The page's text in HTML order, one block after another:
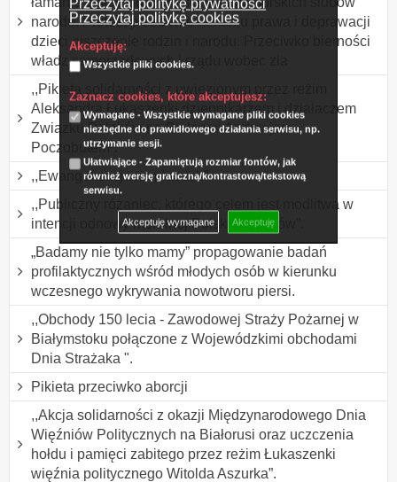
Przeczytaj politykę prywatności
Przeczytaj politykę cookies
Akceptuję:
Wszystkie pliki cookies.
Zaznacz cookies, które akceptujesz:
Wymagane - Wszystkie wymagane pliki cookies
niezbędne do prawidłowego działania serwisu, np.
utrzymanie sesji.
Ułatwiające - Zapamiętują rozmiar fontów, jak
również wersję graficzną/kontrastową/tekstową
serwisu.
Akceptuję wymagane Akceptuję
narodu. Protest przeciwko łamaniu prawa i deprawacji
dzieci niszczenie rodzin i narodu. Przeciwko bierności
władz samorządowych i rządu wobec zła
,,Pikieta solidarności z uwięzionym przez reżim
Aleksandra Łukaszenki dziennikarzem i działaczem
Związku Polaków na Białorusi Andrzejem
Poczobutem”.
,,Ewangelizacja na placach”.
,,Publiczny różaniec, którego celem jest modlitwa w
intencji odnowy moralnej Polski i Polaków”.
„Badamy nie tylko mamy” propagowanie badań
profilaktycznych wśród młodych osób w kierunku
wczesnego wykrywania nowotworu piersi.
,,Obchody 150 lecia - Zawodowej Straży Pożarnej w
Białymstoku połączone z Wojewódzkimi obchodami
Dnia Strażaka ".
Pikieta przeciwko aborcji
,,Akcja solidarności z okazji Międzynarodowego Dnia
Więźniów Politycznych na Białorusi oraz uczczenia
hołdu i pamięci zabitego przez reżim Łukaszenki
więźnia politycznego Witolda Aszurka”.